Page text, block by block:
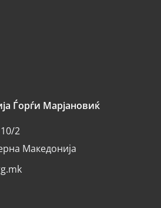
Ѓорѓи Марјановиќ
2
Македонија